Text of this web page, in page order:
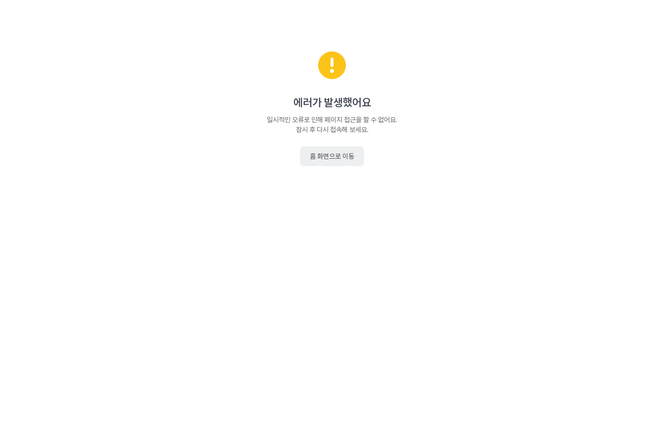
에러가 발생했어요
일시적인 오류로 인해 페이지 접근을 할 수 없어요.
잠시 후 다시 접속해 보세요.
홈 화면으로 이동